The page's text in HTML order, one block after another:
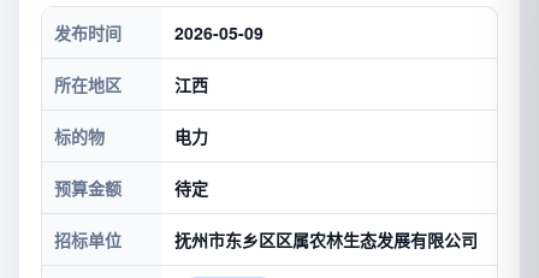
发布时间 2026-05-09
所在地区 江西
标的物 电力
预算金额 待定
招标单位 抚州市东乡区区属农林生态发展有限公司